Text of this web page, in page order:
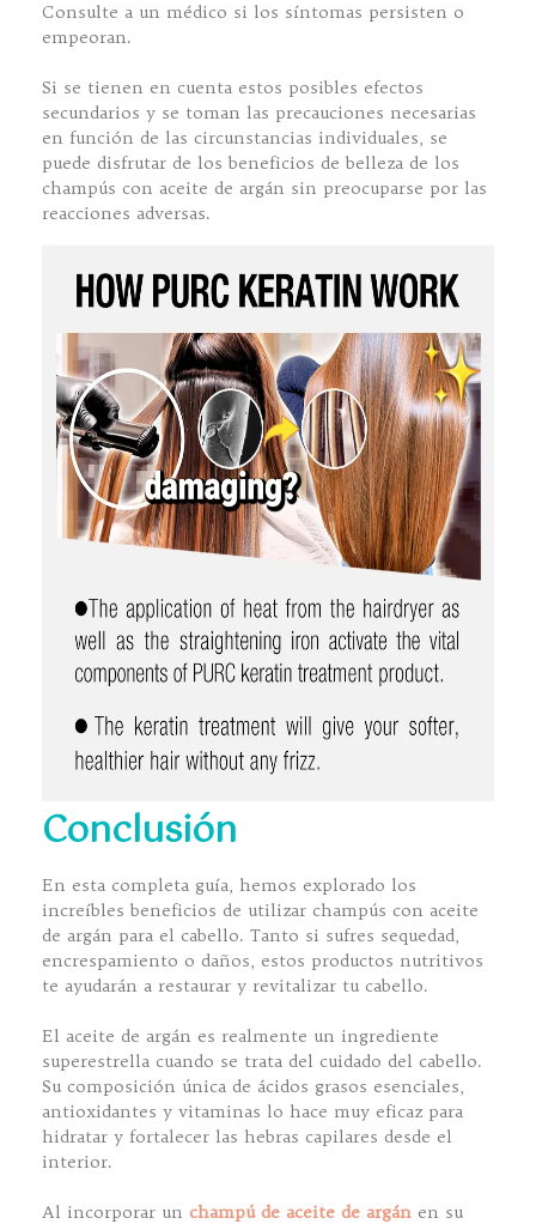
Consulte a un médico si los síntomas persisten o
empeoran.
Si se tienen en cuenta estos posibles efectos
secundarios y se toman las precauciones necesarias
en función de las circunstancias individuales, se
puede disfrutar de los beneficios de belleza de los
champús con aceite de argán sin preocuparse por las
reacciones adversas.
Conclusión
En esta completa guía, hemos explorado los
increíbles beneficios de utilizar champús con aceite
de argán para el cabello. Tanto si sufres sequedad,
encrespamiento o daños, estos productos nutritivos
te ayudarán a restaurar y revitalizar tu cabello.
El aceite de argán es realmente un ingrediente
superestrella cuando se trata del cuidado del cabello.
Su composición única de ácidos grasos esenciales,
antioxidantes y vitaminas lo hace muy eficaz para
hidratar y fortalecer las hebras capilares desde el
interior.
Al incorporar un champú de aceite de argán en su